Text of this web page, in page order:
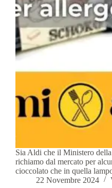
Sia Aldi che il Ministero
richiamo dal mercato per
cioccolato che in quella
22 Novembre 2024